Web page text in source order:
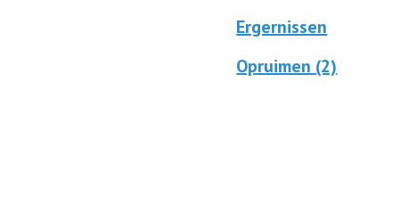
Ergernissen
Opruimen (2)